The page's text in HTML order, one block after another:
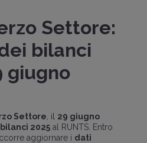
Settore:
bilanci
giugno
Settore , il 29 giugno
2025al RUNTS. Entro
aggiornare i dati